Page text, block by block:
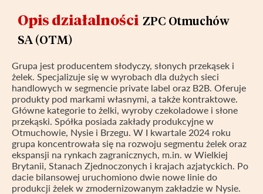
Opis działalności ZPC Otmuchów
SA (OTM)
Grupa jest producentem słodyczy, słonych przekąsek i
żelek. Specjalizuje się w wyrobach dla dużych sieci
handlowych w segmencie private label oraz B2B. Oferuje
produkty pod markami własnymi, a także kontraktowe.
Główne kategorie to żelki, wyroby czekoladowe i słone
przekąski. Spółka posiada zakłady produkcyjne w
Otmuchowie, Nysie i Brzegu. W I kwartale 2024 roku
grupa koncentrowała się na rozwoju segmentu żelek oraz
ekspansji na rynkach zagranicznych, m.in. w Wielkiej
Brytanii, Stanach Zjednoczonych i krajach azjatyckich. Po
dacie bilansowej uruchomiono dwie nowe linie do
produkcji żelek w zmodernizowanym zakładzie w Nysie.